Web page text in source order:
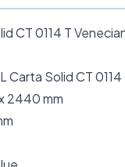
CT 0114 T
Carta Solid CT
2440 mm